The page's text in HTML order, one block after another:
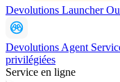
Devolutions Launcher
Devolutions Agent
privilégiées
Service en ligne